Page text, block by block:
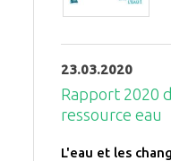
23.03.2020
Rapport 2020
ressource eau
L'eau et les